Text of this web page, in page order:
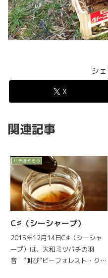
シ
X
関連記事
ハチ増やそう
C♯（シーシャープ）
2015年12月14日C♯（シーシャ
ープ）は、大和ミツバチの羽
音 “叫び”ビーフォレスト・クラ